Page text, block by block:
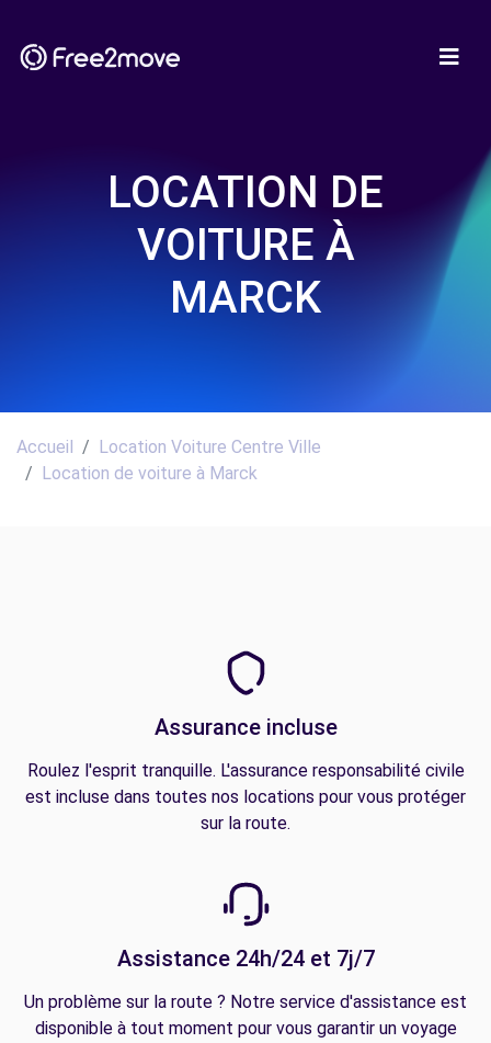
LOCATION DE
VOITURE À
MARCK
Accueil
Location Voiture Centre Ville
Location de voiture à Marck
Assurance incluse
Roulez l'esprit tranquille. L'assurance responsabilité civile
est incluse dans toutes nos locations pour vous protéger
sur la route.
Assistance 24h/24 et 7j/7
Un problème sur la route ? Notre service d'assistance est
disponible à tout moment pour vous garantir un voyage